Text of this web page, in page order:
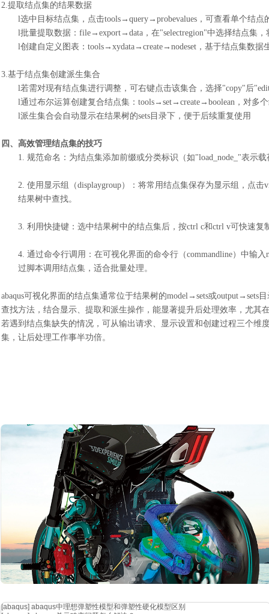
2.提取结点集的结果数据
l选中目标结点集，点击tools→query→probevalues，可查看单个结点
l批量提取数据： file→export→data，在"selectregion"中选择结点集，
l创建自定义图表： tools→xydata→create→nodeset，基于结点集数据
3.基于结点集创建派生集合
l若需对现有结点集进行调整，可右键点击该集合，选择"copy"后
l通过布尔运算创建复合结点集： tools→set→create→boolean，对多
l派生集合会自动显示在结果树的sets目录下，便于后续重复使用
四、高效管理结点集的技巧
1. 规范命名：为结点集添加前缀或分类标识（如"load_node_"表示
2. 使用显示组（displaygroup）：将常用结点集保存为显示组，点
结果树中查找。
3. 利用快捷键：选中结果树中的结点集后，按ctrl c和ctrl v可快速复
4. 通过命令行调用：在可视化界面的命令行（commandline）中输入
过脚本调用结点集，适合批量处理。
abaqus可视化界面的结点集通常位于结果树的model→sets或
查找方法，结合显示、提取和派生操作，能显著提升后处理效率，尤其
若遇到结点集缺失的情况，可从输出请求、显示设置和创建过程三个
集，让后处理工作事半功倍。
[abaqus] abaqus中理想弹塑性模型和弹塑性硬化模型区别